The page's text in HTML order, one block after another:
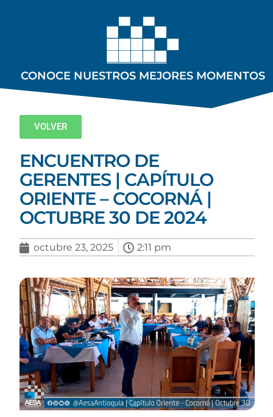
CONOCE NUESTROS MEJORES MOMENTOS
VOLVER
ENCUENTRO DE
GERENTES | CAPÍTULO
ORIENTE – COCORNÁ |
OCTUBRE 30 DE 2024
octubre 23, 2025 2:11 pm